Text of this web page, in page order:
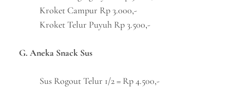
Kroket Campur Rp 3.000,-
Kroket Telur Puyuh Rp 3.500,-
G. Aneka Snack Sus
Sus Rogout Telur 1/2 = Rp 4.500,-